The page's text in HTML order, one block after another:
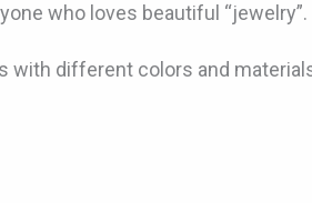
who loves beautiful “jewelry”.
different colors and